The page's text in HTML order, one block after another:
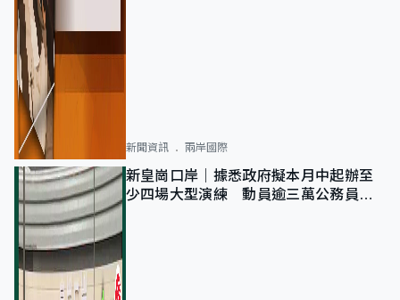
新聞資訊 兩岸國際
新皇崗口岸｜據悉政府擬本月中起辦至
少四場大型演練 動員逾三萬公務員人